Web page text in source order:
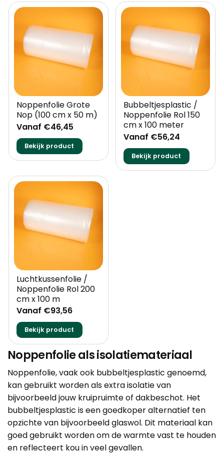
Noppenfolie Grote
Nop (100 cm x 50 m)
Vanaf €46,45
Bekijk product
Bubbeltjesplastic /
Noppenfolie Rol 150
cm x 100 meter
Vanaf €56,24
Bekijk product
Luchtkussenfolie /
Noppenfolie Rol 200
cm x 100 m
Vanaf €93,56
Bekijk product
Noppenfolie als isolatiemateriaal
Noppenfolie, vaak ook bubbeltjesplastic genoemd,
kan gebruikt worden als extra isolatie van
bijvoorbeeld jouw kruipruimte of dakbeschot. Het
bubbeltjesplastic is een goedkoper alternatief ten
opzichte van bijvoorbeeld glaswol. Dit materiaal kan
goed gebruikt worden om de warmte vast te houden
en reflecteert kou in veel gevallen.